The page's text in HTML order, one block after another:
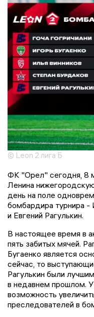
© Leon 2 лига Б
ФК "Орел" сегодня, 8
Ленина
день на поле
бомбардира турнира -
и Евгений Рагулькин.
В настоящее время в
пять забитых мячей.
Бугаенко является
сейчас, то
Рагулькин были
в недавнем прошлом.
возможность
преследователей в